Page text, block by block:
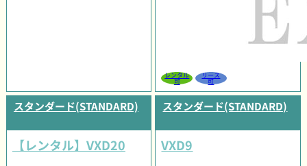
レンタル
可
リース
可
スタンダード(STANDARD)
【レンタル】VXD20
スタンダード(STANDARD)
VXD9